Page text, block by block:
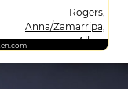
Rogers,
Anna/Zamarripa,
Allura